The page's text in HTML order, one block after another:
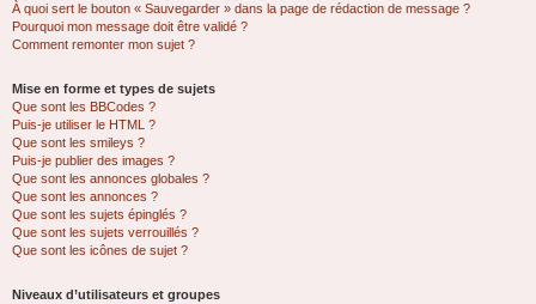
À quoi sert le bouton « Sauvegarder » dans la page de rédaction de message ?
Pourquoi mon message doit être validé ?
Comment remonter mon sujet ?
Mise en forme et types de sujets
Que sont les BBCodes ?
Puis-je utiliser le HTML ?
Que sont les smileys ?
Puis-je publier des images ?
Que sont les annonces globales ?
Que sont les annonces ?
Que sont les sujets épinglés ?
Que sont les sujets verrouillés ?
Que sont les icônes de sujet ?
Niveaux d’utilisateurs et groupes